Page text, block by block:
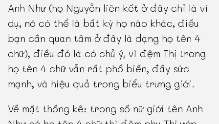
Anh Như (họ Nguyễn liên kết ở đây chỉ là ví
dụ, nó có thể là bất kỳ họ nào khác, điều
bạn cần quan tâm ở đây là dạng họ tên 4
chữ), điều đó là có chủ ý, vì đệm Thị trong
họ tên 4 chữ vẫn rất phổ biến, đầy sức
mạnh, và hiệu quả trong biểu trưng giới.
Về mặt thống kê: trong số nữ giới tên Anh